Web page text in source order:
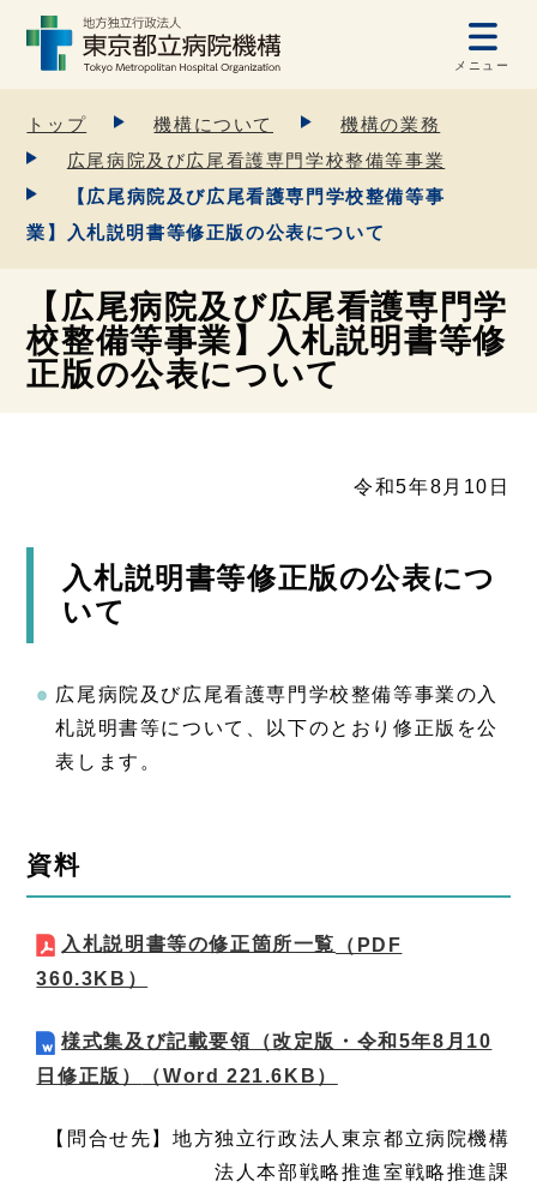
メニュー
トップ 機構について
機構の業務
広尾病院及び広尾看護専門学校整備等事業
【広尾病院及び広尾看護専門学校整備等事
業】入札説明書等修正版の公表について
【広尾病院及び広尾看護専門学
校整備等事業】入札説明書等修
正版の公表について
令和5年8月10日
入札説明書等修正版の公表につ
いて
広尾病院及び広尾看護専門学校整備等事業の入
札説明書等について、以下のとおり修正版を公
表します。
資料
入札説明書等の修正箇所一覧
（PDF
360.3KB）
様式集及び記載要領（改定版・令和5年8月10
日修正版）
（Word 221.6KB）
【問合せ先】地方独立行政法人東京都立病院機構
法人本部戦略推進室戦略推進課